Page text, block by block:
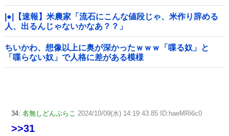
|●|【速報】米農家「流石にこんな値段じゃ、米作り辞める
人、出るんじゃないかなあ？？」
ちいかわ、想像以上に奥が深かったｗｗｗ「喋る奴」と
「喋らない奴」で人格に差がある模様
34: 名無しどんぶらこ 2024/10/09(水) 14:19:43.85 ID:haeMRi6c0
>>31